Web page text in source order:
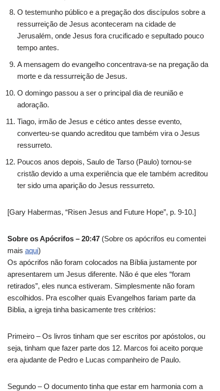
O testemunho público e a pregação dos discípulos sobre a
ressurreição de Jesus aconteceram na cidade de
Jerusalém, onde Jesus fora crucificado e sepultado pouco
tempo antes.
A mensagem do evangelho concentrava-se na pregação da
morte e da ressurreição de Jesus.
O domingo passou a ser o principal dia de reunião e
adoração.
Tiago, irmão de Jesus e cético antes desse evento,
converteu-se quando acreditou que também vira o Jesus
ressurreto.
Poucos anos depois, Saulo de Tarso (Paulo) tornou-se
cristão devido a uma experiência que ele também acreditou
ter sido uma aparição do Jesus ressurreto.
[Gary Habermas, “Risen Jesus and Future Hope”, p. 9-10.]
Sobre os Apócrifos – 20:47 (Sobre os apócrifos eu comentei
mais aqui)
Os apócrifos não foram colocados na Bíblia justamente por
apresentarem um Jesus diferente. Não é que eles “foram
retirados”, eles nunca estiveram. Simplesmente não foram
escolhidos. Pra escolher quais Evangelhos fariam parte da
Biblia, a igreja tinha basicamente tres critérios:
Primeiro – Os livros tinham que ser escritos por apóstolos, ou
seja, tinham que fazer parte dos 12. Marcos foi aceito porque
era ajudante de Pedro e Lucas companheiro de Paulo.
Segundo – O documento tinha que estar em harmonia com a